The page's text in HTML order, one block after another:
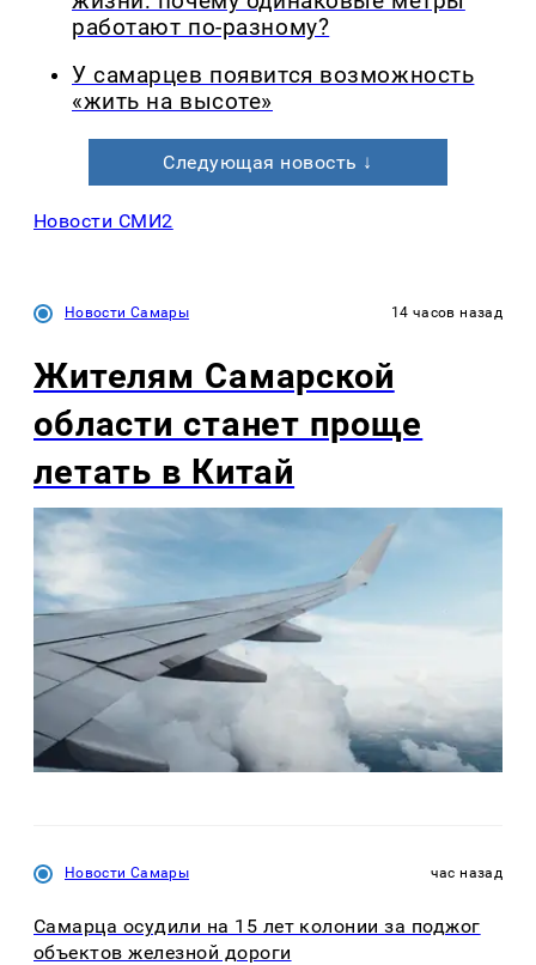
работают по-разному?
У самарцев появится возможность
«жить на высоте»
Следующая новость ↓
Новости СМИ2
Новости Самары 14 часов назад
Жителям Самарской
области станет проще
летать в Китай
Новости Самары час назад
Самарца осудили на 15 лет колонии за поджог
объектов железной дороги